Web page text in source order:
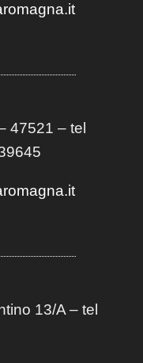
47521 – tel
13/A– tel